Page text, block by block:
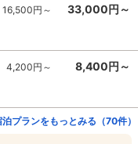
16,500円～ 33,000円～
4,200円～ 8,400円～
泊プランをもっとみる（70件）